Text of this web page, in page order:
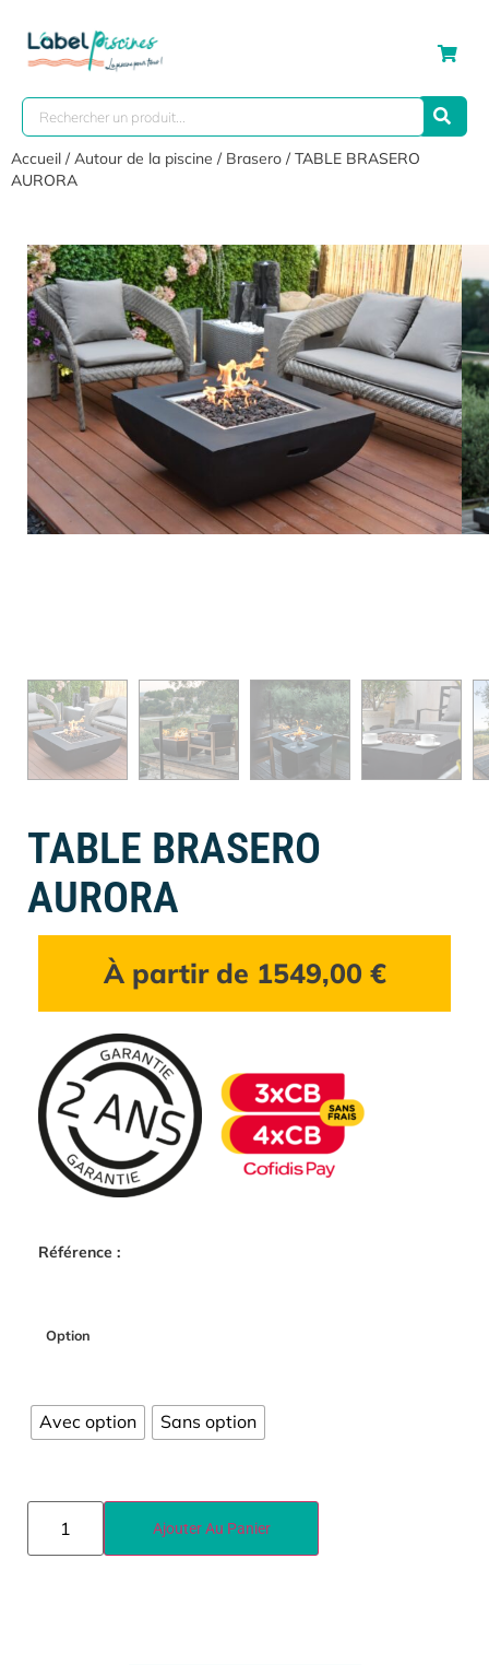
Accueil /Autour de la piscine / Brasero / TABLE BRASERO
AURORA
TABLE BRASERO
AURORA
À partir de 1549,00 €
Référence :
Option
Avec option Sans option
Ajouter Au Panier